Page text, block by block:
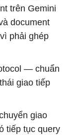
trên Gemini
document
phải ghép
— chuẩn
giao tiếp
giao
tiếp tục query